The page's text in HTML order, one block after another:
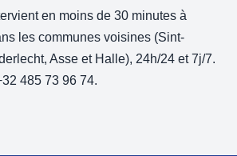
en moins de 30 minutes à
les communes voisines (Sint-
Asse et Halle), 24h/24 et 7j/7.
485 73 96 74.